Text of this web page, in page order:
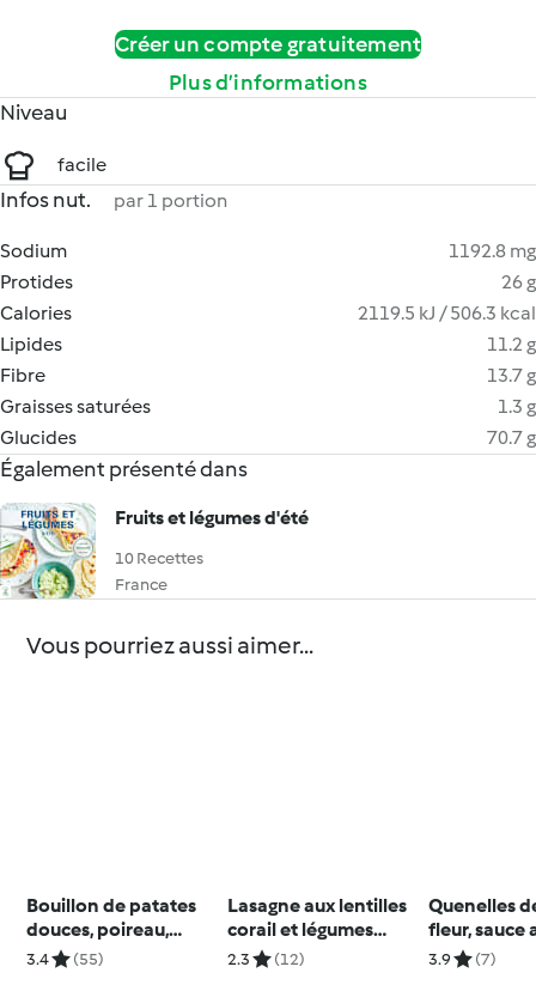
Créer un compte gratuitement
Plus d’informations
Niveau
facile
Infos nut. par 1 portion
Sodium
1192.8 mg
Protides
26 g
Calories
2119.5 kJ / 506.3 kcal
Lipides
11.2 g
Fibre
13.7 g
Graisses saturées
1.3 g
Glucides
70.7 g
Également présenté dans
Fruits et légumes d'été
10 Recettes
France
Vous pourriez aussi aimer...
Bouillon de patates
douces, poireau,
piment d'Espelette et
3.4 (55)
Lasagne aux lentilles
corail et légumes
d'été (sans gluten ni
2.3 (12)
Quenelles
fleur, sauce
3.9 (7)